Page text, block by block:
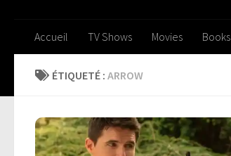
Accueil TV Shows Movies Books
ÉTIQUETÉ : ARROW